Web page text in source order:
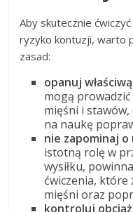
Aby skutecznie
ryzyko kontuzji, warto
zasad:
opanuj
mogą
mięśni i
na naukę
nie zapominaj
istotną rolę w
wysiłku,
ćwiczenia, które
mięśni oraz
kontroluj